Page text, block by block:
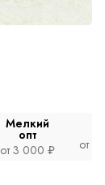
Мелкий
опт
от 3 000 ₽
от